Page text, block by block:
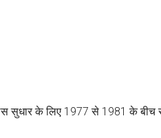
सुधार के लिए 1977 से 1981 के बीच